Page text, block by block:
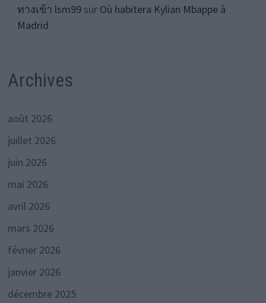
ทางเข้า lsm99sur Où habitera Kylian Mbappe à
Madrid
Archives
août 2026
juillet 2026
juin 2026
mai 2026
avril 2026
mars 2026
février 2026
janvier 2026
décembre 2025